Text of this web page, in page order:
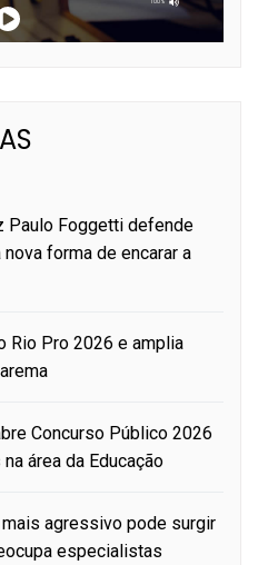
Paulo Foggetti defende
forma de encarar a
Rio Pro 2026 e amplia
Concurso Público 2026
área da Educação
agressivo pode surgir
especialistas